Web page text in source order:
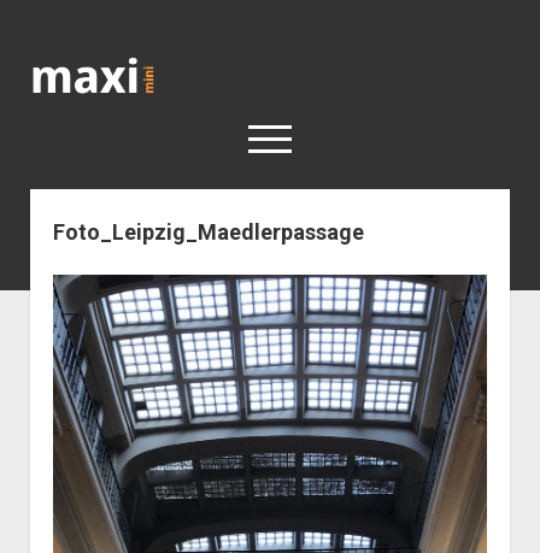
open
< work
Berlin
Reisen
Kunst
Geschichte
open
dropdown
menu
Geschichte der Stadt Berlin
Impressum
Foto_Leipzig_Maedlerpassage